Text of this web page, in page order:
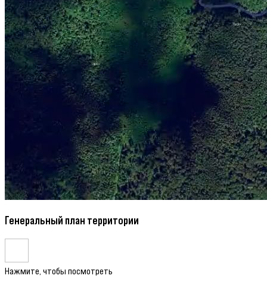
Генеральный план территории
Нажмите, чтобы посмотреть